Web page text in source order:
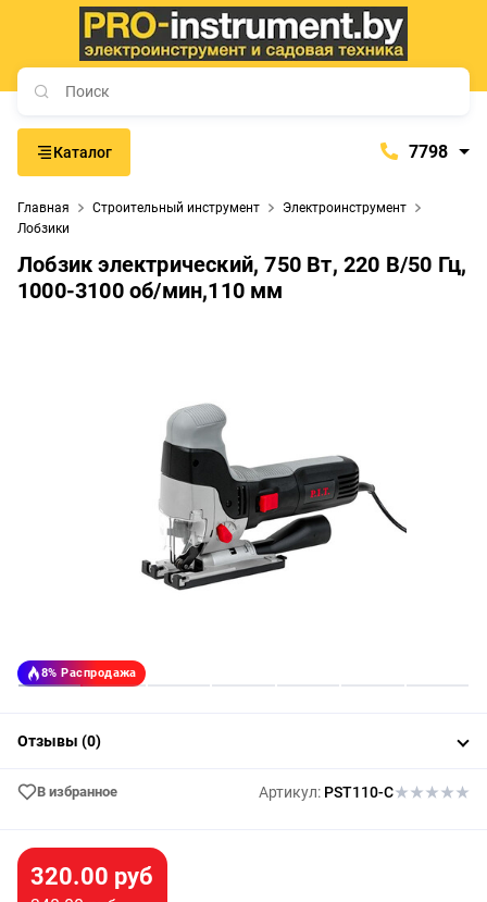
Каталог 7798
+375 (29) 765-57-74
proinstrument-minsk@mail.ru
Главная Строительный инструмент
Электроинструмент
Лобзики
Лобзик электрический, 750 Вт, 220 В/50 Гц,
1000-3100 об/мин,110 мм
8% Распродажа
Отзывы (0)
В избранное Артикул: PST110-C
320.00 руб